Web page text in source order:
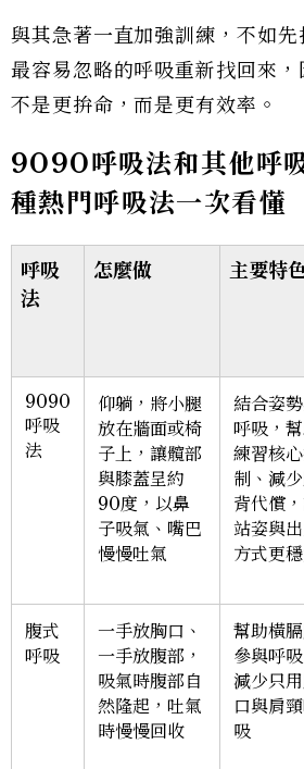
與其急著一直加強訓練，不如
最容易忽略的呼吸重新找回來
不是更拚命，而是更有效率。
9090呼吸法和其他呼
種熱門呼吸法一次看懂
呼吸
法
怎麼做 主要特
9090
呼吸
法
仰躺，將小腿
放在牆面或椅
子上，讓髖部
與膝蓋呈約
90度，以鼻
子吸氣、嘴巴
慢慢吐氣
結合姿
呼吸，
練習核
制、減
背代償
站姿與
方式更
腹式
呼吸
一手放胸口、
一手放腹部，
吸氣時腹部自
然隆起，吐氣
時慢慢回收
幫助橫
參與呼吸
減少只
口與肩
吸